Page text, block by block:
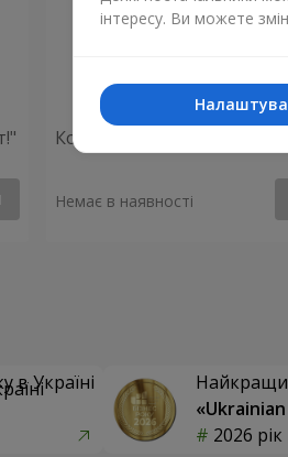
Композиція "Монако"
Немає в наявності
в Україні
2026 рік
інтересу. Ви можете